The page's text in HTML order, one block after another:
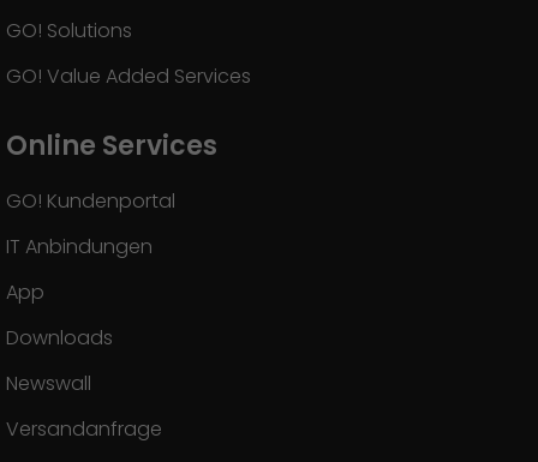
GO! Solutions
GO! Value Added Services
Online Services
GO! Kundenportal
IT Anbindungen
App
Downloads
Newswall
Versandanfrage